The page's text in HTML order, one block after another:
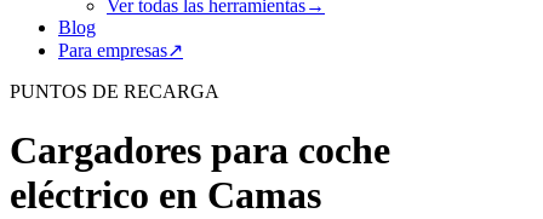
Ver todas las herramientas→
Blog
Para empresas↗
PUNTOS DE RECARGA
Cargadores para coche
eléctrico en Camas